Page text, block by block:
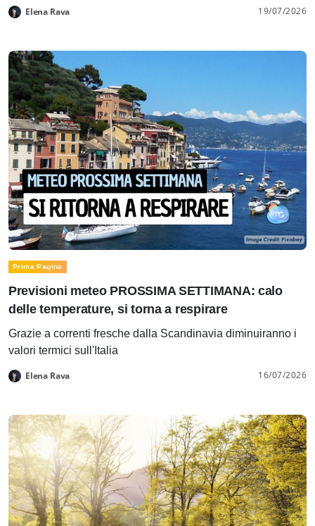
Elena Rava 19/07/2026
Prima Pagina
Previsioni meteo PROSSIMA SETTIMANA: calo
delle temperature, si torna a respirare
Grazie a correnti fresche dalla Scandinavia diminuiranno i
valori termici sull'Italia
Elena Rava 16/07/2026